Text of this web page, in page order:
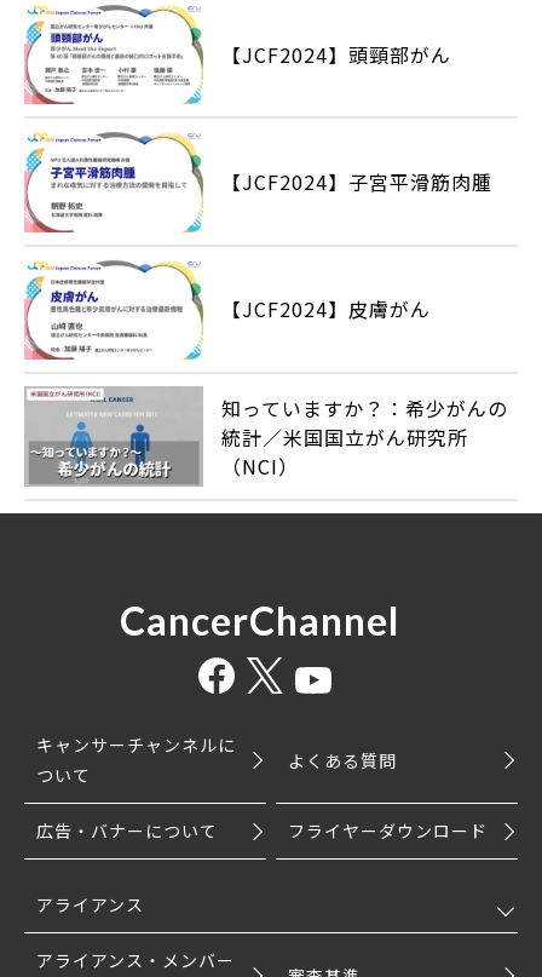
【JCF2024】頭頸部がん
【JCF2024】子宮平滑筋肉腫
【JCF2024】皮膚がん
知っていますか？：希少がんの
統計／米国国立がん研究所
（NCI）
CancerChannel
キャンサーチャンネルに
ついて
よくある質問
広告・バナーについて フライヤーダウンロード
アライアンス
アライアンス・メンバー